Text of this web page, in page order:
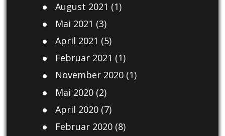
August 2021 (1)
Mai 2021 (3)
April 2021 (5)
Februar 2021 (1)
November 2020(1)
Mai 2020(2)
April 2020(7)
Februar 2020(8)